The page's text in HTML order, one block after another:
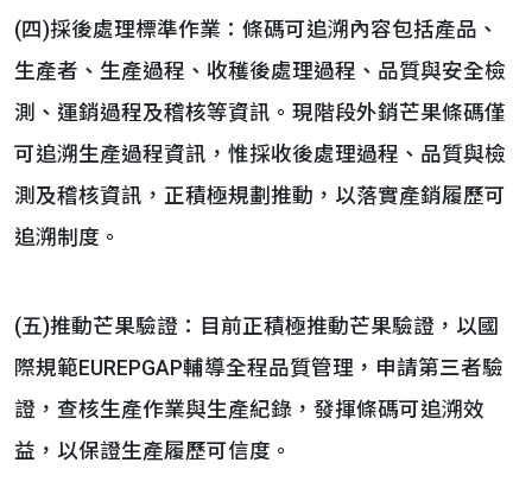
(四)採後處理標準作業：條碼可追溯內容包括產品、
生產者、生產過程、收穫後處理過程、品質與安全檢
測、運銷過程及稽核等資訊。現階段外銷芒果條碼僅
可追溯生產過程資訊，惟採收後處理過程、品質與檢
測及稽核資訊，正積極規劃推動，以落實產銷履歷可
追溯制度。
(五)推動芒果驗證：目前正積極推動芒果驗證，以國
際規範EUREPGAP輔導全程品質管理，申請第三者驗
證，查核生產作業與生產紀錄，發揮條碼可追溯效
益，以保證生產履歷可信度。